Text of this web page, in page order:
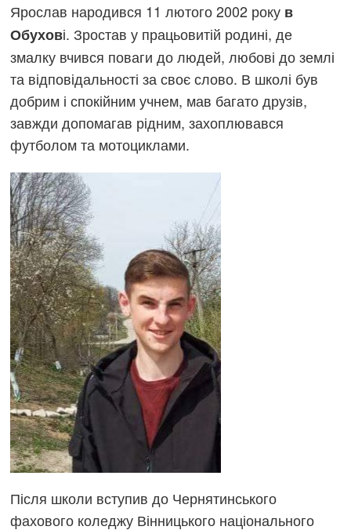
Ярослав народився 11 лютого 2002 року в
Обухові. Зростав у працьовитій родині, де
змалку вчився поваги до людей, любові до землі
та відповідальності за своє слово. В школі був
добрим і спокійним учнем, мав багато друзів,
завжди допомагав рідним, захоплювався
футболом та мотоциклами.
Після школи вступив до Чернятинського
фахового коледжу Вінницького національного